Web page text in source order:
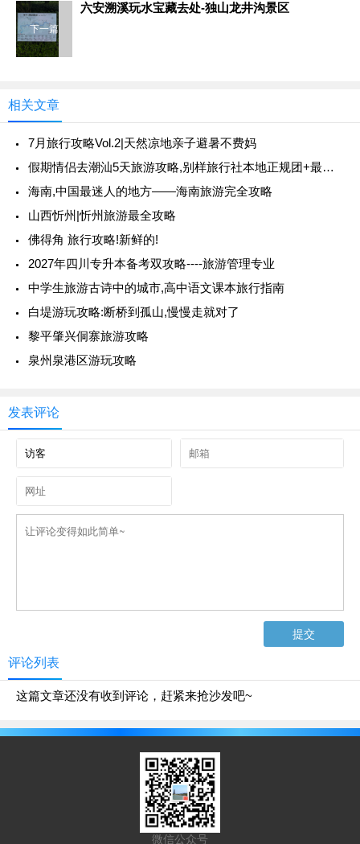
下一篇
六安溯溪玩水宝藏去处-独山龙井沟景区
相关文章
7月旅行攻略Vol.2|天然凉地亲子避暑不费妈
假期情侣去潮汕5天旅游攻略,别样旅行社本地正规团+最佳路线首选
海南,中国最迷人的地方——海南旅游完全攻略
山西忻州|忻州旅游最全攻略
佛得角 旅行攻略!新鲜的!
2027年四川专升本备考双攻略----旅游管理专业
中学生旅游古诗中的城市,高中语文课本旅行指南
白堤游玩攻略:断桥到孤山,慢慢走就对了
黎平肇兴侗寨旅游攻略
泉州泉港区游玩攻略
发表评论
评论列表
这篇文章还没有收到评论，赶紧来抢沙发吧~
微信公众号